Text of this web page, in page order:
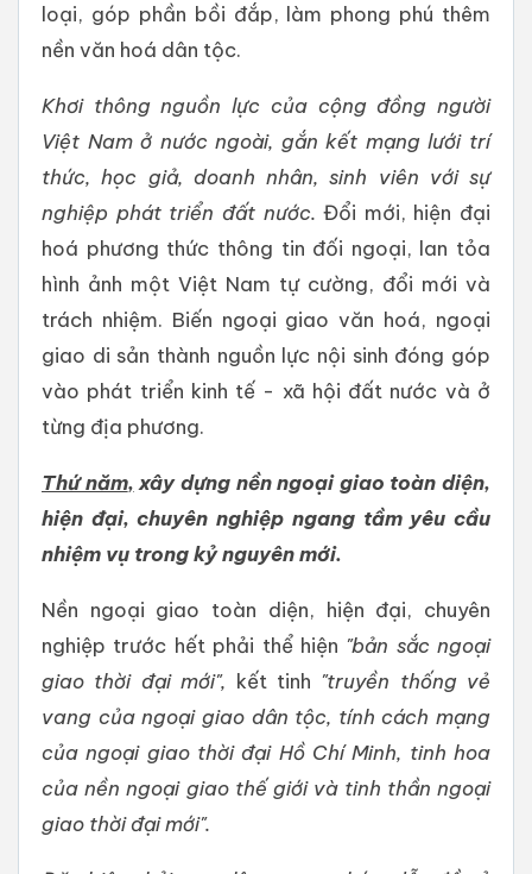
loại, góp phần bồi đắp, làm phong phú thêm
nền văn hoá dân tộc.
Khơi thông nguồn lực của cộng đồng người
Việt Nam ở nước ngoài, gắn kết mạng lướitrí
thức, học giả, doanh nhân, sinh viên với sự
nghiệp phát triển đất nước. Đổi mới, hiện đại
hoá phương thức thông tin đối ngoại, lan tỏa
hình ảnh một Việt Nam tự cường, đổi mới và
trách nhiệm. Biến ngoại giao văn hoá, ngoại
giao di sản thành nguồn lực nội sinh đóng góp
vào phát triển kinh tế - xã hội đất nước và ở
từng địa phương.
Thứ năm,xây dựng nền ngoại giao toàn diện,
hiện đại, chuyên nghiệp ngang tầm yêu cầu
nhiệm vụ trong kỷ nguyên mới.
Nền ngoại giao toàn diện, hiện đại, chuyên
nghiệp trước hết phải thể hiện "bản sắc ngoại
giao thời đại mới", kết tinh "truyền thống vẻ
vang của ngoại giao dân tộc, tính cách mạng
của ngoại giao thời đại Hồ Chí Minh, tinh hoa
của nền ngoại giao thế giới và tinh thần ngoại
giao thời đại mới".